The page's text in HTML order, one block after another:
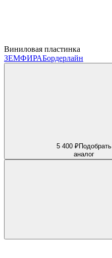
Виниловая пластинка
ЗЕМФИРАБордерлайн
5 400 ₽Подобрать
аналог